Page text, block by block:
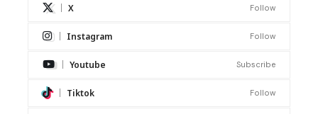
X Follow
Instagram Follow
Youtube Subscribe
Tiktok Follow